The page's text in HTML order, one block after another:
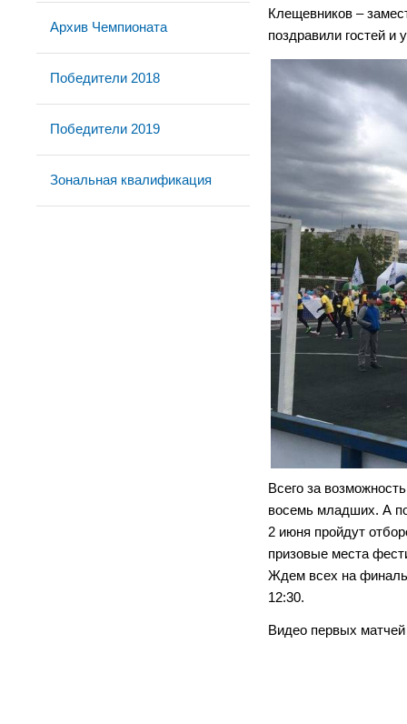
Архив Чемпионата
Победители 2018
Победители 2019
Зональная квалификация
Клещевников –
поздравили гостей и
Всего за
восемь младших. А
2 июня пройдут
призовые места
Ждем всех на
12:30.
Видео первых